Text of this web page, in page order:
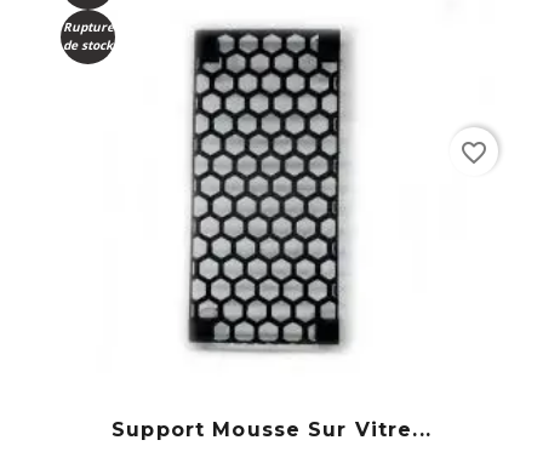
Rupture
de stock
Support Mousse Sur Vitre...
favorite_border